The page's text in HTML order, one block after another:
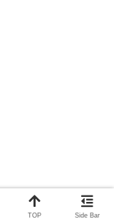
TOP Side Bar